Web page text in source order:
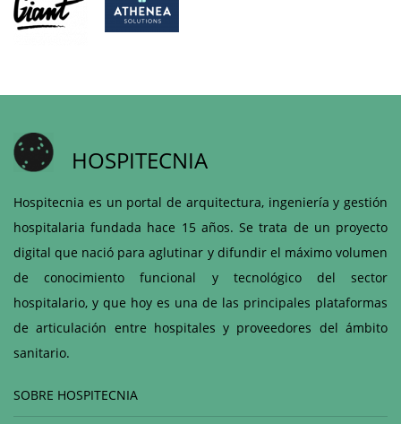
HOSPITECNIA
Hospitecnia es un portal de arquitectura, ingeniería y gestión
hospitalaria fundada hace 15 años. Se trata de un proyecto
digital que nació para aglutinar y difundir el máximo volumen
de conocimiento funcional y tecnológico del sector
hospitalario, y que hoy es una de las principales plataformas
de articulación entre hospitales y proveedores del ámbito
sanitario.
SOBRE HOSPITECNIA